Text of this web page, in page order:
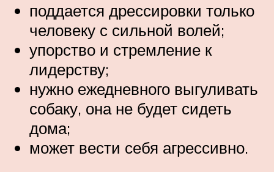
поддается дрессировки только
человеку с сильной волей;
упорство и стремление к
лидерству;
нужно ежедневного выгуливать
собаку, она не будет сидеть
дома;
может вести себя агрессивно.